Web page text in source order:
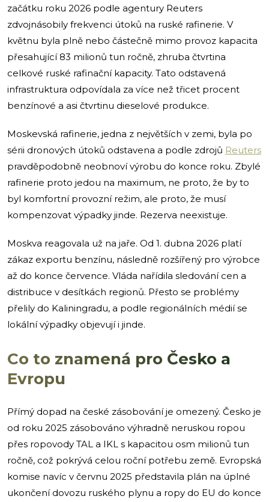
začátku roku 2026 podle agentury Reuters
zdvojnásobily frekvenci útoků na ruské rafinerie. V
květnu byla plně nebo částečně mimo provoz kapacita
přesahující 83 milionů tun ročně, zhruba čtvrtina
celkové ruské rafinační kapacity. Tato odstavená
infrastruktura odpovídala za více než třicet procent
benzínové a asi čtvrtinu dieselové produkce.
Moskevská rafinerie, jedna z největších v zemi, byla po
sérii dronových útoků odstavena a podle zdrojů Reuters
pravděpodobně neobnoví výrobu do konce roku. Zbylé
rafinerie proto jedou na maximum, ne proto, že by to
byl komfortní provozní režim, ale proto, že musí
kompenzovat výpadky jinde. Rezerva neexistuje.
Moskva reagovala už na jaře. Od 1. dubna 2026 platí
zákaz exportu benzínu, následně rozšířený pro výrobce
až do konce července. Vláda nařídila sledování cen a
distribuce v desítkách regionů. Přesto se problémy
přelily do Kaliningradu, a podle regionálních médií se
lokální výpadky objevují i jinde.
Co to znamená pro Česko a
Evropu
Přímý dopad na české zásobování je omezený. Česko je
od roku 2025 zásobováno výhradně neruskou ropou
přes ropovody TAL a IKL s kapacitou osm milionů tun
ročně, což pokrývá celou roční potřebu země. Evropská
komise navíc v červnu 2025 představila plán na úplné
ukončení dovozu ruského plynu a ropy do EU do konce